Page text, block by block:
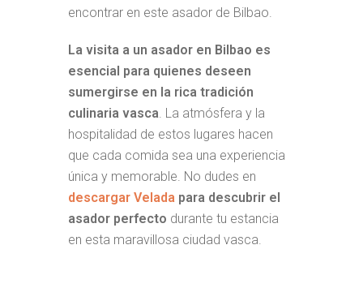
encontrar en este asador de Bilbao.
La visita a un asador en Bilbao es
esencial para quienes deseen
sumergirse en la rica tradición
culinaria vasca. La atmósfera y la
hospitalidad de estos lugares hacen
que cada comida sea una experiencia
única y memorable. No dudes en
descargar Velada para descubrir el
asador perfecto durante tu estancia
en esta maravillosa ciudad vasca.